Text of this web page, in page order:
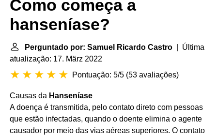
Como começa a
hanseníase?
Perguntado por: Samuel Ricardo Castro | Última
atualização: 17. März 2022
Pontuação: 5/5 (53 avaliações)
Causas da Hanseníase
A doença é transmitida, pelo contato direto com pessoas
que estão infectadas, quando o doente elimina o agente
causador por meio das vias aéreas superiores. O contato